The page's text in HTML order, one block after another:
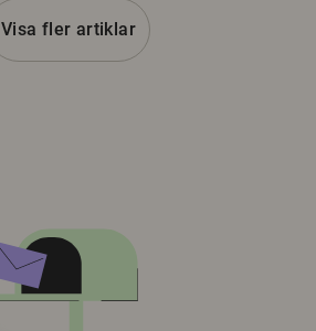
Visa fler artiklar